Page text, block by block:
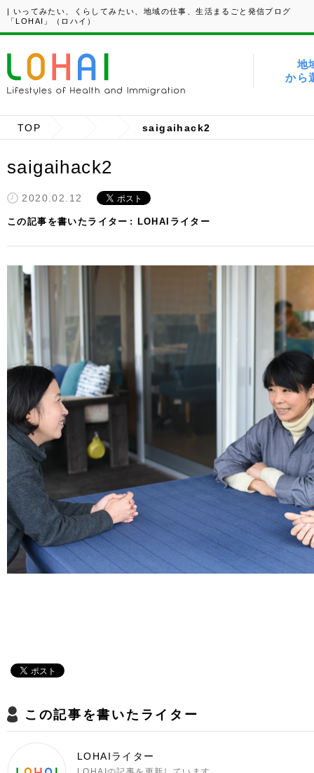
| いってみたい、くらしてみたい、地域の仕事、生活まるごと発信ブログ
「LOHAI」（ロハイ）
地
から
TOP saigaihack2
saigaihack2
2020.02.12
この記事を書いたライター LOHAIライター
この記事を書いたライター
LOHAIライター